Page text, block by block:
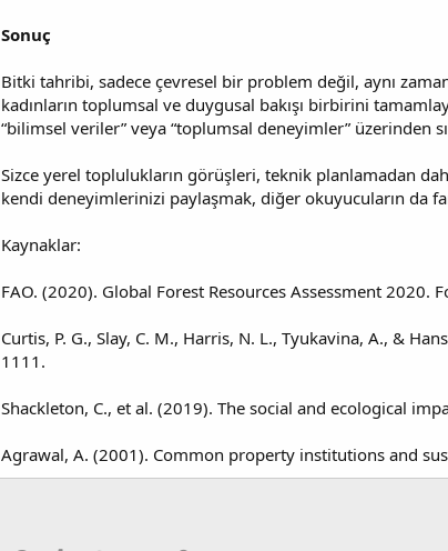
Sonuç
Bitki tahribi, sadece çevresel bir problem değil, aynı
kadınların toplumsal ve duygusal bakışı birbirini
“bilimsel veriler” veya “toplumsal deneyimler” üzerinden
Sizce yerel toplulukların görüşleri, teknik planlamadan
kendi deneyimlerinizi paylaşmak, diğer okuyucuların da
Kaynaklar:
FAO. (2020). Global Forest Resources Assessment
Curtis, P. G., Slay, C. M., Harris, N. L., Tyukavina, A., &
1111.
Shackleton, C., et al. (2019). The social and ecological
Agrawal, A. (2001). Common property institutions and